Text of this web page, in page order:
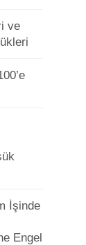
ve
İşinde
Engel